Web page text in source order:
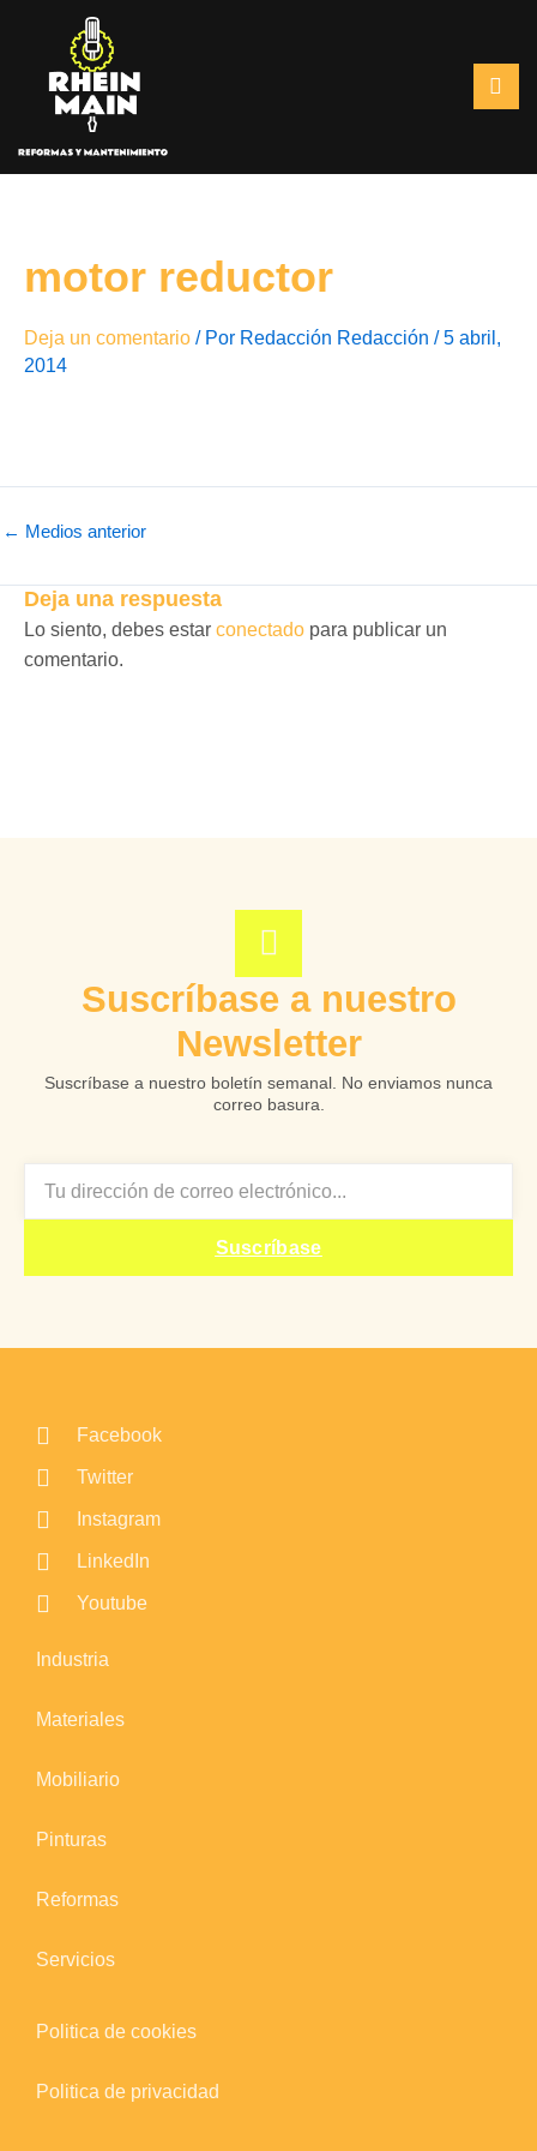
contenido
motor reductor
Deja un comentario / Por Redacción Redacción /5 abril,
2014
← Medios anterior
Deja una respuesta
Lo siento, debes estar conectado para publicar un
comentario.
Suscríbase a nuestro
Newsletter
Suscríbase a nuestro boletín semanal. No enviamos nunca
correo basura.
Suscríbase
Facebook
Twitter
Instagram
LinkedIn
Youtube
Industria
Materiales
Mobiliario
Pinturas
Reformas
Servicios
Politica de cookies
Politica de privacidad